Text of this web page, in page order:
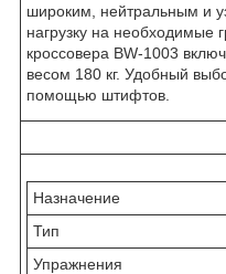
широким, нейтральным и
нагрузку на необходимые
кроссовера BW-1003
весом 180 кг. Удобный
помощью штифтов.
Назначение
Тип
Упражнения